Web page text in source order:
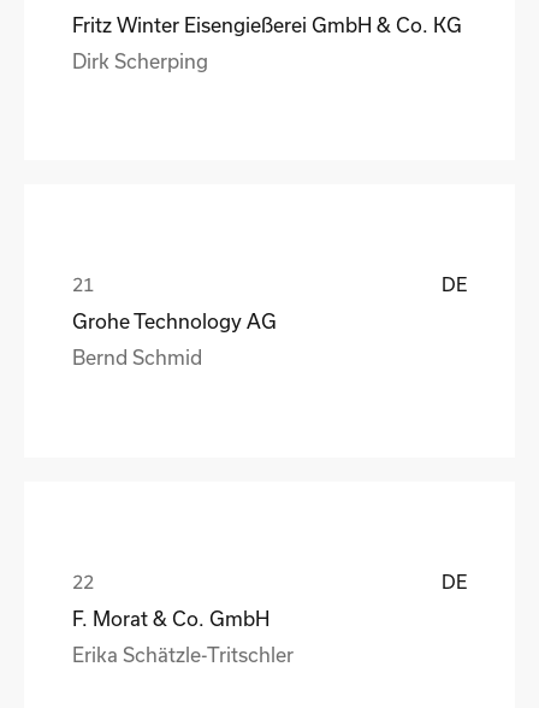
Fritz Winter Eisengießerei GmbH & Co. KG
Dirk Scherping
DE
Grohe Technology AG
Bernd Schmid
DE
F. Morat & Co. GmbH
Erika Schätzle-Tritschler